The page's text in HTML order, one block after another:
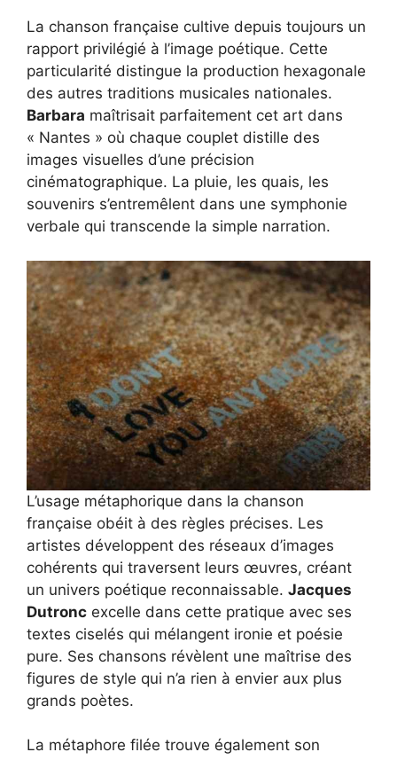
La chanson française cultive depuis toujours un
rapport privilégié à l’image poétique. Cette
particularité distingue la production hexagonale
des autres traditions musicales nationales.
Barbara maîtrisait parfaitement cet art dans
« Nantes » où chaque couplet distille des
images visuelles d’une précision
cinématographique. La pluie, les quais, les
souvenirs s’entremêlent dans une symphonie
verbale qui transcende la simple narration.
L’usage métaphorique dans la chanson
française obéit à des règles précises. Les
artistes développent des réseaux d’images
cohérents qui traversent leurs œuvres, créant
un univers poétique reconnaissable. Jacques
Dutronc excelle dans cette pratique avec ses
textes ciselés qui mélangent ironie et poésie
pure. Ses chansons révèlent une maîtrise des
figures de style qui n’a rien à envier aux plus
grands poètes.
La métaphore filée trouve également son